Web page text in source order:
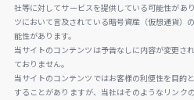
社等に対してサービスを提供している可能性があ
ツにおいて言及されている暗号資産（仮想通貨）
能性があります。
当サイトのコンテンツは予告なしに内容が変更さ
ておりません。
当サイトのコンテンツではお客様の利便性を目的
することがありますが、当社はそのようなリンク